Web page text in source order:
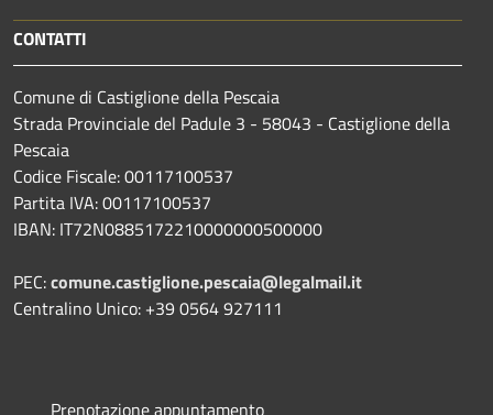
CONTATTI
Comune di Castiglione della Pescaia
Strada Provinciale del Padule 3 - 58043 - Castiglione della
Pescaia
Codice Fiscale: 00117100537
Partita IVA: 00117100537
IBAN: IT72N0885172210000000500000
PEC:comune.castiglione.pescaia@legalmail.it
Centralino Unico: +39 0564 927111
Prenotazione appuntamento